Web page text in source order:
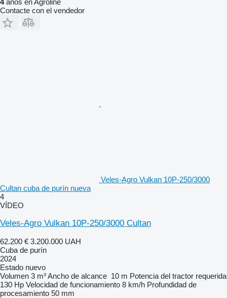
4años en Agroline
Contacte con el vendedor
Veles-Agro Vulkan 10P-250/3000
Cultan cuba de purín nueva
4
VÍDEO
Veles-Agro Vulkan 10P-250/3000 Cultan
62.200 € 3.200.000 UAH
Cuba de purín
2024
Estado nuevo
Volumen 3 m³Ancho de alcance 10 m Potencia del tractor requerida
130 Hp Velocidad de funcionamiento 8 km/h Profundidad de
procesamiento 50 mm